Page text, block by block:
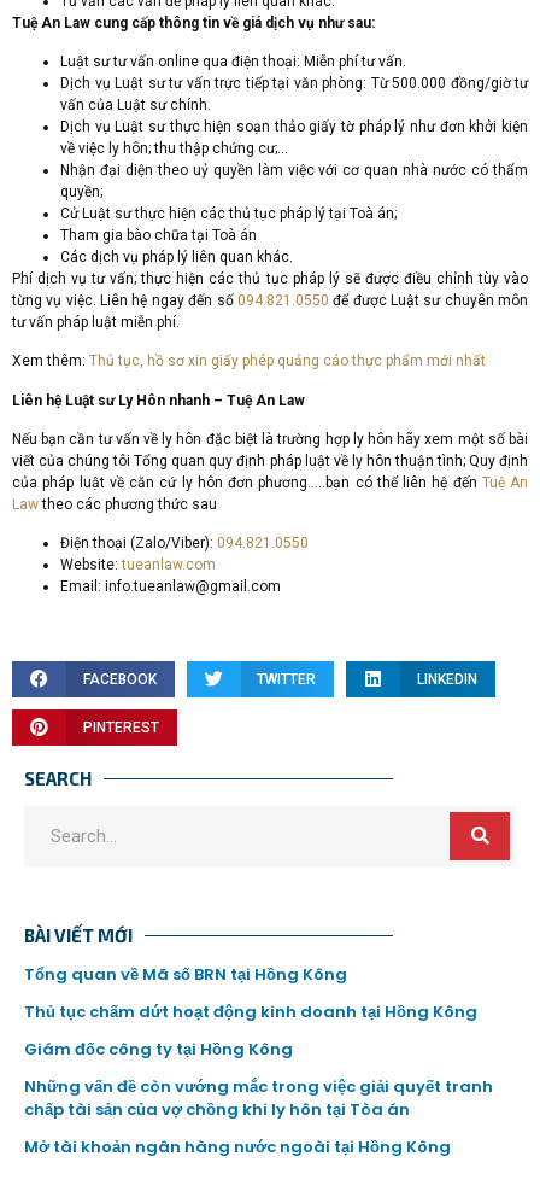
Tuệ An Law cung cấp thông tin về giá dịch vụ như sau:
Luật sư tư vấn online qua điện thoại: Miễn phí tư vấn.
Dịch vụ Luật sư tư vấn trực tiếp tại văn phòng: Từ 500.000 đồng/giờ tư
vấn của Luật sư chính.
Dịch vụ Luật sư thực hiện soạn thảo giấy tờ pháp lý như đơn khởi kiện
về việc ly hôn; thu thập chứng cư;…
Nhận đại diện theo uỷ quyền làm việc với cơ quan nhà nước có thẩm
quyền;
Cử Luật sư thực hiện các thủ tục pháp lý tại Toà án;
Tham gia bào chữa tại Toà án
Các dịch vụ pháp lý liên quan khác.
Phí dịch vụ tư vấn; thực hiện các thủ tục pháp lý sẽ được điều chỉnh tùy vào
từng vụ việc. Liên hệ ngay đến số 094.821.0550 để được Luật sư chuyên môn
tư vấn pháp luật miễn phí.
Xem thêm: Thủ tục, hồ sơ xin giấy phép quảng cáo thực phẩm mới nhất
Liên hệ Luật sư Ly Hôn nhanh – Tuệ An Law
Nếu bạn cần tư vấn về ly hôn đặc biệt là trường hợp ly hôn hãy xem một số bài
viết của chúng tôi Tổng quan quy định pháp luật về ly hôn thuận tình; Quy định
của pháp luật về căn cứ ly hôn đơn phương…..bạn có thể liên hệ đến Tuệ An
Lawtheo các phương thức sau
Điện thoại (Zalo/Viber): 094.821.0550
Website: tueanlaw.com
Email: info.tueanlaw@gmail.com
FACEBOOK TWITTER LINKEDIN
PINTEREST
SEARCH
BÀI VIẾT MỚI
Tổng quan về Mã số BRN tại Hồng Kông
Thủ tục chấm dứt hoạt động kinh doanh tại Hồng Kông
Giám đốc công ty tại Hồng Kông
Những vấn đề còn vướng mắc trong việc giải quyết tranh
chấp tài sản của vợ chồng khi ly hôn tại Tòa án
Mở tài khoản ngân hàng nước ngoài tại Hồng Kông